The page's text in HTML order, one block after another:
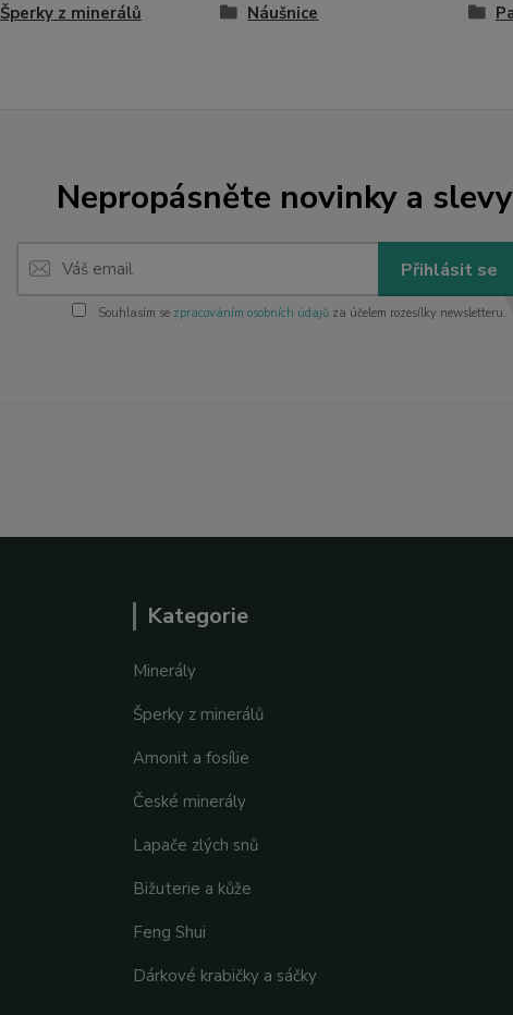
Šperky z minerálů Náušnice
Nepropásněte novinky a
Přihlásit se
Souhlasím se zpracováním osobních údajůza účelem rozesílky newsletteru.
Kategorie
Minerály
Šperky z minerálů
Amonit a fosílie
České minerály
Lapače zlých snů
Bižuterie a kůže
Feng Shui
Dárkové krabičky a sáčky